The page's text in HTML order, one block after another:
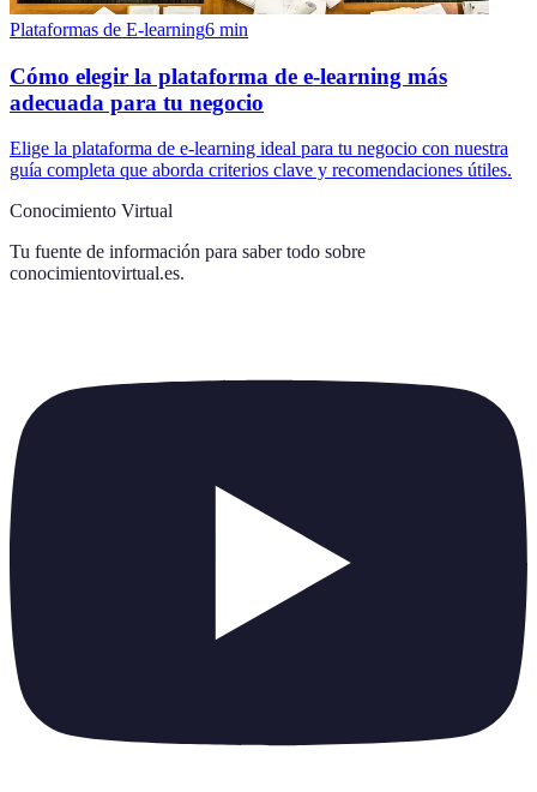
Plataformas de E-learning6 min
Cómo elegir la plataforma de e-learning más
adecuada para tu negocio
Elige la plataforma de e-learning ideal para tu negocio con nuestra
guía completa que aborda criterios clave y recomendaciones útiles.
Conocimiento Virtual
Tu fuente de información para saber todo sobre
conocimientovirtual.es.